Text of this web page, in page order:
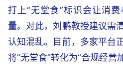
打上“无堂食”标识会让消
量。对此，刘鹏教授建议需
认知混乱。目前，多家平台
将“无堂食”转化为“合规经营